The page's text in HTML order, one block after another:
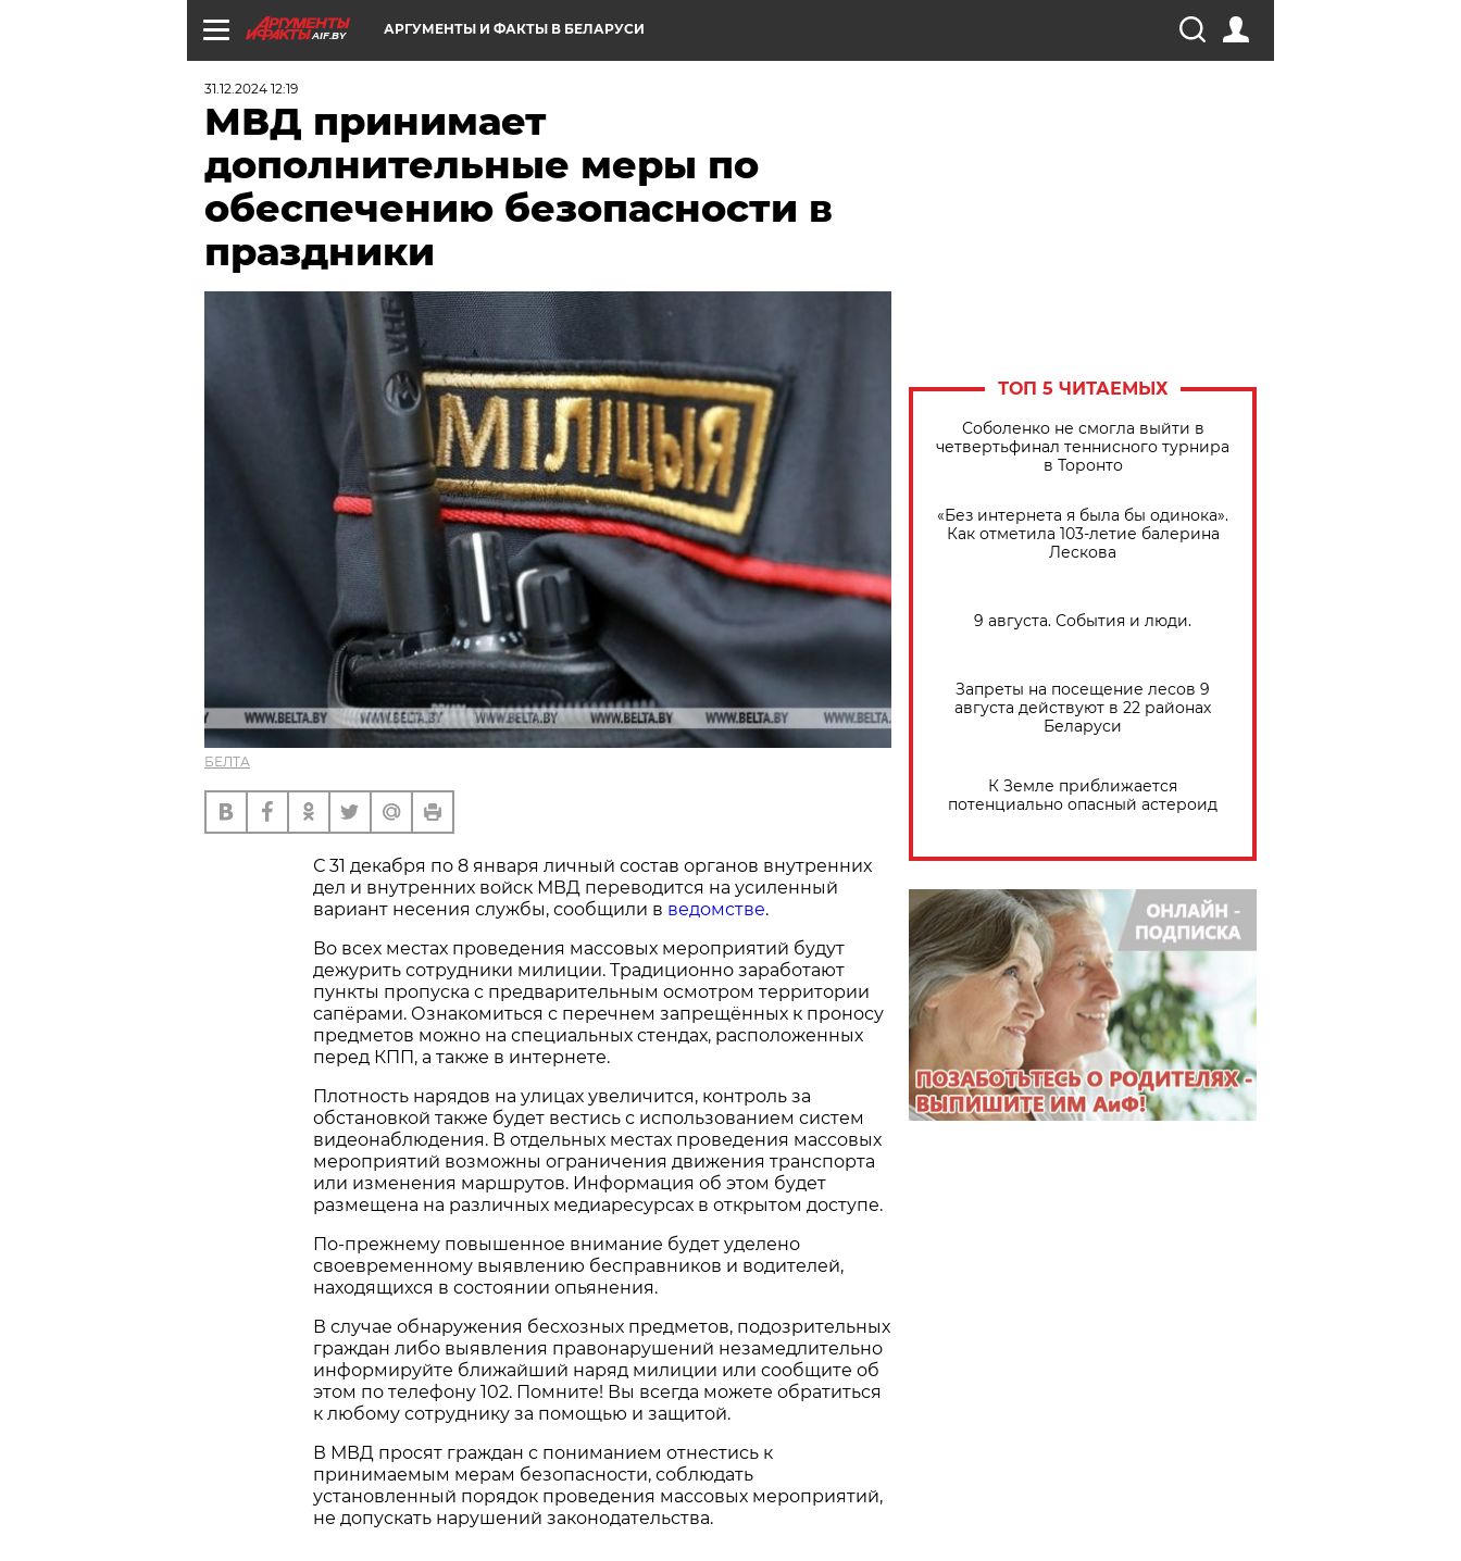
AIF.BY АРГУМЕНТЫ И ФАКТЫ В БЕЛАРУСИ
31.12.2024 12:19
МВД принимает
дополнительные меры по
обеспечению безопасности в
праздники
БЕЛТА
С 31 декабря по 8 января личный состав органов внутренних
дел и внутренних войск МВД переводится на усиленный
вариант несения службы, сообщили в ведомстве.
Во всех местах проведения массовых мероприятий будут
дежурить сотрудники милиции. Традиционно заработают
пункты пропуска с предварительным осмотром территории
сапёрами. Ознакомиться с перечнем запрещённых к проносу
предметов можно на специальных стендах, расположенных
перед КПП, а также в интернете.
Плотность нарядов на улицах увеличится, контроль за
обстановкой также будет вестись с использованием систем
видеонаблюдения. В отдельных местах проведения массовых
мероприятий возможны ограничения движения транспорта
или изменения маршрутов. Информация об этом будет
размещена на различных медиаресурсах в открытом доступе.
По-прежнему повышенное внимание будет уделено
своевременному выявлению бесправников и водителей,
находящихся в состоянии опьянения.
В случае обнаружения бесхозных предметов, подозрительных
граждан либо выявления правонарушений незамедлительно
информируйте ближайший наряд милиции или сообщите об
этом по телефону 102. Помните! Вы всегда можете обратиться
к любому сотруднику за помощью и защитой.
В МВД просят граждан с пониманием отнестись к
принимаемым мерам безопасности, соблюдать
установленный порядок проведения массовых мероприятий,
не допускать нарушений законодательства.
ТОП 5 ЧИТАЕМЫХ
Соболенко не смогла выйти в
четвертьфинал теннисного турнира
в Торонто
«Без интернета я была бы одинока».
Как отметила 103-летие балерина
Лескова
9 августа. События и люди.
Запреты на посещение лесов 9
августа действуют в 22 районах
Беларуси
К Земле приближается
потенциально опасный астероид